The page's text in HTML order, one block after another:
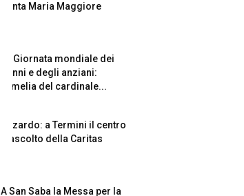
Santa Maria Maggiore
La Giornata mondiale dei
nonni e degli anziani:
l’omelia del cardinale...
Azzardo: a Termini il centro
d’ascolto della Caritas
A San Saba la Messa per la